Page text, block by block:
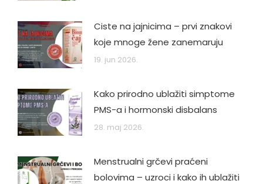
Ciste na jajnicima – prvi znakovi
koje mnoge žene zanemaruju
19. jun 2026.
Kako prirodno ublažiti simptome
PMS-a i hormonski disbalans
28. maj 2026.
Menstrualni grčevi praćeni
bolovima – uzroci i kako ih ublažiti